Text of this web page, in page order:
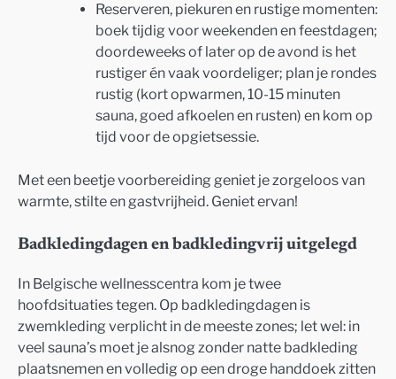
Reserveren, piekuren en rustige momenten:
boek tijdig voor weekenden en feestdagen;
doordeweeks of later op de avond is het
rustiger én vaak voordeliger; plan je rondes
rustig (kort opwarmen, 10-15 minuten
sauna, goed afkoelen en rusten) en kom op
tijd voor de opgietsessie.
Met een beetje voorbereiding geniet je zorgeloos van
warmte, stilte en gastvrijheid. Geniet ervan!
Badkledingdagen en badkledingvrij uitgelegd
In Belgische wellnesscentra kom je twee
hoofdsituaties tegen. Op badkledingdagen is
zwemkleding verplicht in de meeste zones; let wel: in
veel sauna’s moet je alsnog zonder natte badkleding
plaatsnemen en volledig op een droge handdoek zitten